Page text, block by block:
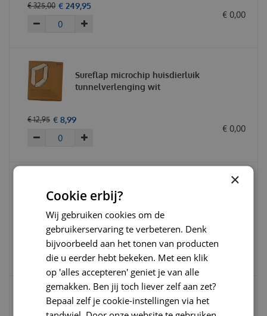
€ 325,00 € 249,95
€ 0,00
Sureflap microchip huisdierluik
tunnelverlenging wit
€ 12,95 € 8,99
€ 0,00
Sureflap RFID penning
00 € 9 ,99
Sureflap connect microchip huisdierluik
×
Cookie erbij?
Wij gebruiken cookies om de
gebruikerservaring te verbeteren. Denk
bijvoorbeeld aan het tonen van producten
die u eerder hebt bekeken. Met een klik
op 'alles accepteren' geniet je van alle
gemakken. Ben jij toch liever zelf aan zet?
Bepaal zelf je cookie-instellingen via het